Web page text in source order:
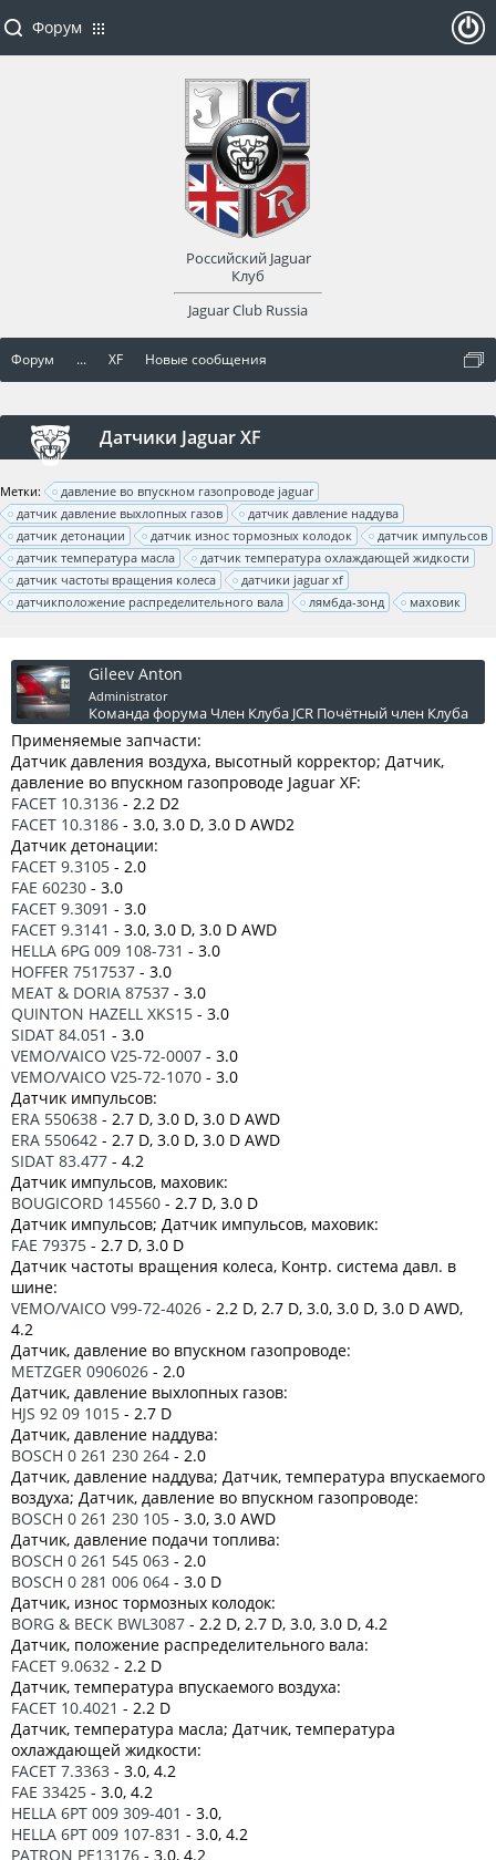
Форум ... XF Новые сообщения
Датчики Jaguar XF
Метки:
давление во впускном газопроводе jaguar
датчик давление выхлопных газов
датчик давление наддува
датчик детонации
датчик износ тормозных колодок
датчик импульсов
датчик температура масла
датчик температура охлаждающей жидкости
датчик частоты вращения колеса
датчики jaguar xf
датчикположение распределительного вала
лямбда-зонд маховик
Gileev Anton
Administrator
Команда форума Член Клуба JCR Почётный член Клуба
Применяемые запчасти:
Датчик давления воздуха, высотный корректор; Датчик,
давление во впускном газопроводе Jaguar XF:
FACET 10.3136 - 2.2 D2
FACET 10.3186 - 3.0, 3.0 D, 3.0 D AWD2
Датчик детонации:
FACET 9.3105 - 2.0
FAE 60230 - 3.0
FACET 9.3091 - 3.0
FACET 9.3141 - 3.0, 3.0 D, 3.0 D AWD
HELLA 6PG 009 108-731 - 3.0
HOFFER 7517537 - 3.0
MEAT & DORIA 87537 - 3.0
QUINTON HAZELL XKS15 - 3.0
SIDAT 84.051 - 3.0
VEMO/VAICO V25-72-0007 - 3.0
VEMO/VAICO V25-72-1070 - 3.0
Датчик импульсов:
ERA 550638 - 2.7 D, 3.0 D, 3.0 D AWD
ERA 550642 - 2.7 D, 3.0 D, 3.0 D AWD
SIDAT 83.477 - 4.2
Датчик импульсов, маховик:
BOUGICORD 145560 - 2.7 D, 3.0 D
Датчик импульсов; Датчик импульсов, маховик:
FAE 79375 - 2.7 D, 3.0 D
Датчик частоты вращения колеса, Контр. система давл. в
шине:
VEMO/VAICO V99-72-4026 - 2.2 D, 2.7 D, 3.0, 3.0 D, 3.0 D AWD,
4.2
Датчик, давление во впускном газопроводе:
METZGER 0906026 - 2.0
Датчик, давление выхлопных газов:
HJS 92 09 1015 - 2.7 D
Датчик, давление наддува:
BOSCH 0 261 230 264 - 2.0
Датчик, давление наддува; Датчик, температура впускаемого
воздуха; Датчик, давление во впускном газопроводе:
BOSCH 0 261 230 105 - 3.0, 3.0 AWD
Датчик, давление подачи топлива:
BOSCH 0 261 545 063 - 2.0
BOSCH 0 281 006 064 - 3.0 D
Датчик, износ тормозных колодок:
BORG & BECK BWL3087 - 2.2 D, 2.7 D, 3.0, 3.0 D, 4.2
Датчик, положение распределительного вала:
FACET 9.0632 - 2.2 D
Датчик, температура впускаемого воздуха:
FACET 10.4021 - 2.2 D
Датчик, температура масла; Датчик, температура
охлаждающей жидкости:
FACET 7.3363 - 3.0, 4.2
FAE 33425 - 3.0, 4.2
HELLA 6PT 009 309-401 - 3.0,
HELLA 6PT 009 107-831 - 3.0, 4.2
PATRON PE13176 - 3.0, 4.2
Форум
Российский Jaguar
Клуб
Jaguar Club Russia
оват